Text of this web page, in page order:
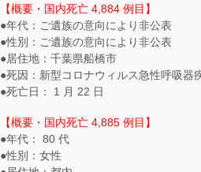
【概要・国内死亡 4,884 例目】
●年代：ご遺族の意向により非公表
●性別：ご遺族の意向により非公表
●居住地：千葉県船橋市
●死因：新型コロナウィルス急性呼吸器
●死亡日： 1 月 22 日
【概要・国内死亡 4,885 例目】
●年代： 80 代
●性別：女性